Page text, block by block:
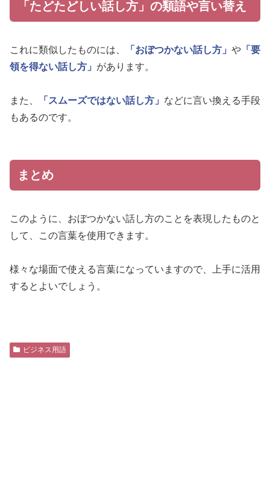
「たどたどしい話し方」の類語や言い替え
これに類似したものには、 「おぼつかない話し方」 や 「要
領を得ない話し方」 があります。
また、 「スムーズではない話し方」 などに言い換える手段
もあるのです。
まとめ
このように、おぼつかない話し方のことを表現したものと
して、この言葉を使用できます。
様々な場面で使える言葉になっていますので、上手に活用
するとよいでしょう。
ビジネス用語